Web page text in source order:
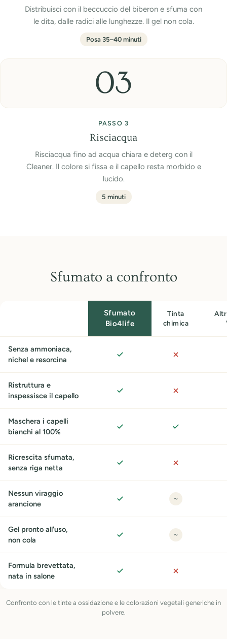
Distribuisci con il beccuccio del biberon e sfuma con
le dita, dalle radici alle lunghezze. Il gel non cola.
Posa 35–40 minuti
03
PASSO 3
Risciacqua
Risciacqua fino ad acqua chiara e deterg con il
Cleaner. Il colore si fissa e il capello resta morbido e
lucido.
5 minuti
Sfumato a confronto
Sfumato
Bio4life
Tinta
chimica
Senza ammoniaca,
nichel e resorcina
Sì No
Ristruttura e
inspessisce il capello
Sì No
Maschera i capelli
bianchi al 100%
Sì Sì
Ricrescita sfumata,
senza riga netta
Sì No
Nessun viraggio
arancione
Sì ~ In
Gel pronto all'uso,
non cola
Sì ~ In
Formula brevettata,
nata in salone
Sì No
Confronto con le tinte a ossidazione e le colorazioni vegetali generiche in
polvere.